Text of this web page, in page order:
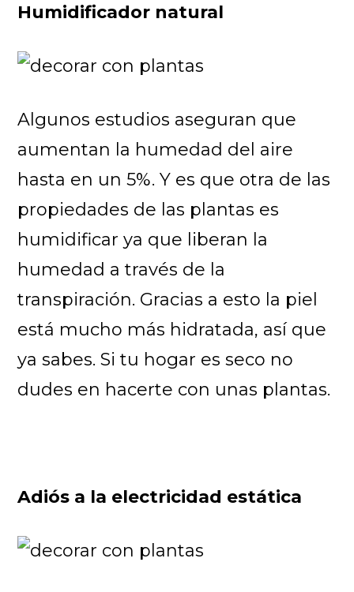
Humidificador natural
Algunos estudios aseguran que
aumentan la humedad del aire
hasta en un 5%. Y es que otra de las
propiedades de las plantas es
humidificar ya que liberan la
humedad a través de la
transpiración. Gracias a esto la piel
está mucho más hidratada, así que
ya sabes. Si tu hogar es seco no
dudes en hacerte con unas plantas.
Adiós a la electricidad estática